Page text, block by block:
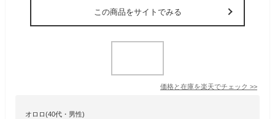
この商品をサイトでみる
価格と在庫を楽天でチェック >>
オロロ(40代・男性)